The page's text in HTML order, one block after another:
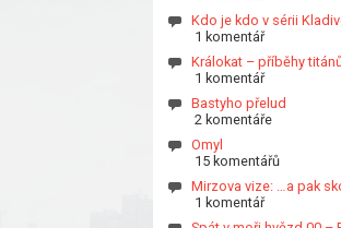
Kdo je kdo v sérii
1 komentář
Králokat – příběhy
1 komentář
Bastyho přelud
2 komentáře
Omyl
15 komentářů
Mirzova vize: …a pak
1 komentář